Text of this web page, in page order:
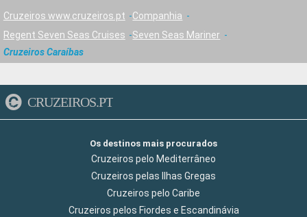
Cruzeiros www.cruzeiros.pt
Companhia
Regent Seven Seas Cruises
Seven Seas Mariner
Cruzeiros Caraíbas
CRUZEIROS.PT
Os destinos mais procurados
Cruzeiros pelo Mediterrâneo
Cruzeiros pelas Ilhas Gregas
Cruzeiros pelo Caribe
Cruzeiros pelos Fiordes e Escandinávia